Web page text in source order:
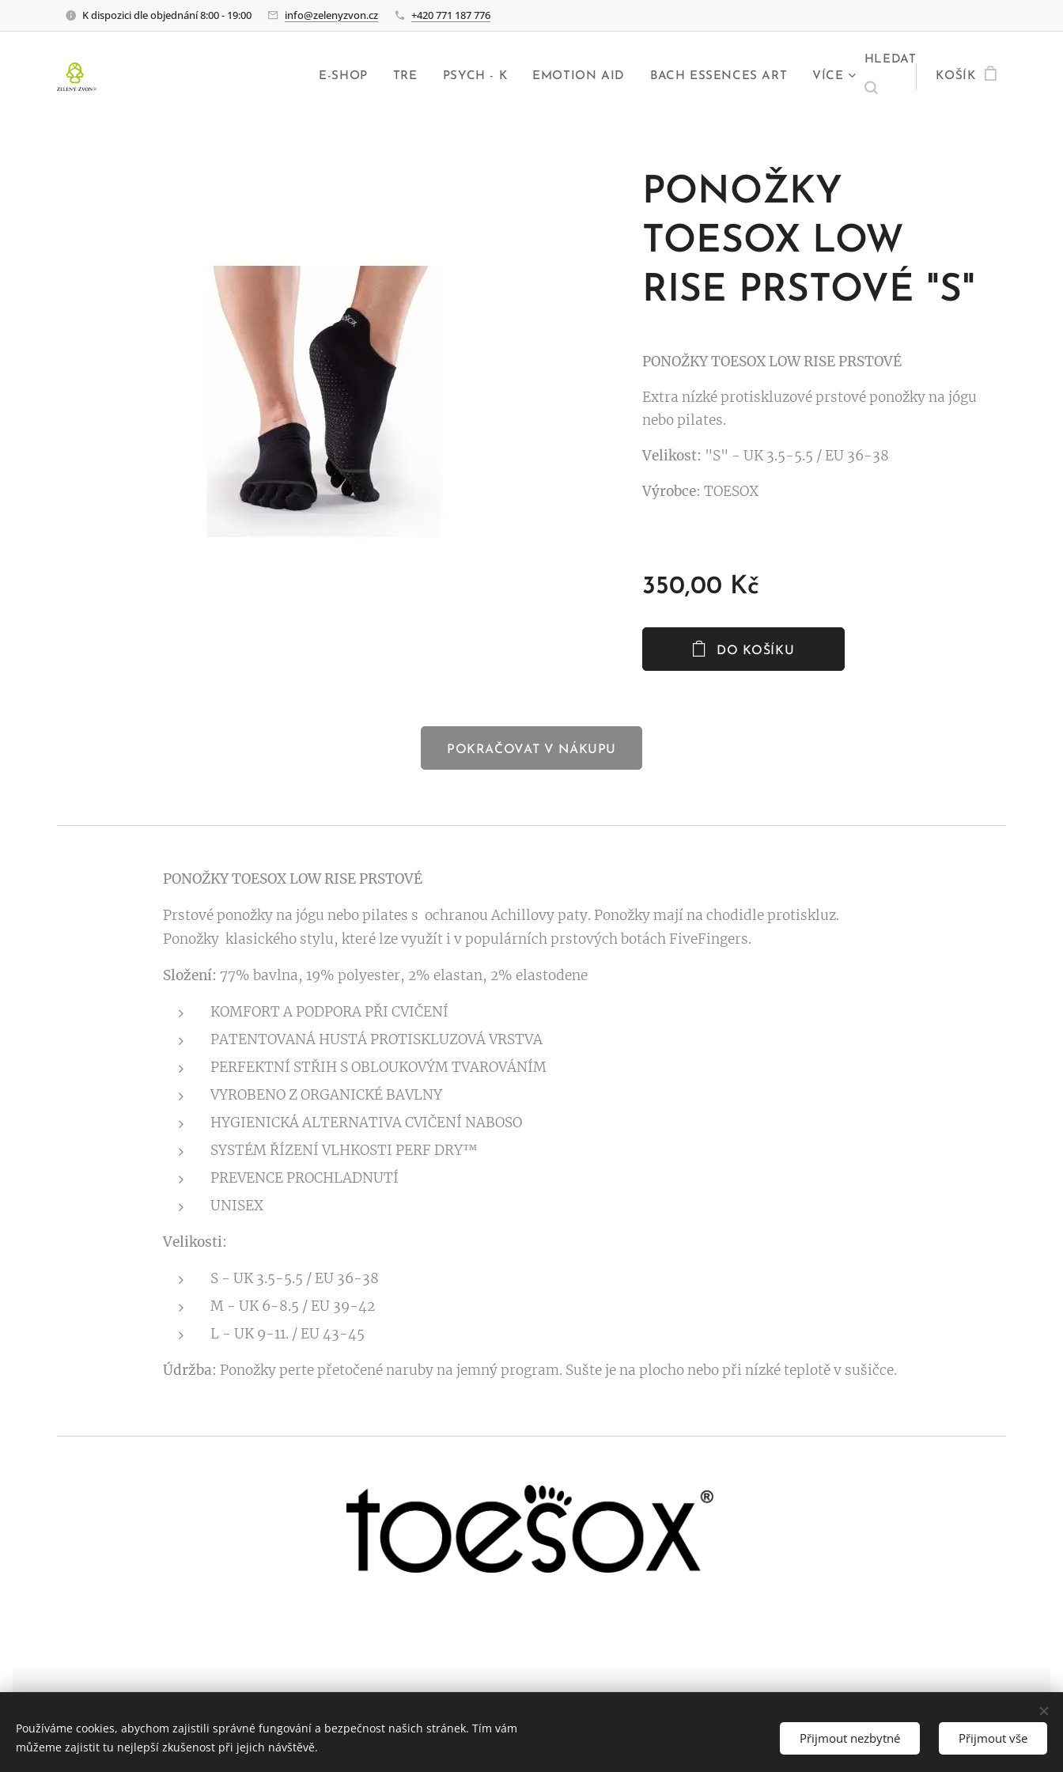
K dispozici dle objednání 8:00 - 19:00 info@zelenyzvon.cz +420 771 187 776
E-SHOP TRE PSYCH - K EMOTION AID BACH ESSENCES ART VÍCE
HLEDAT
KOŠÍK
PONOŽKY
TOESOX LOW
RISE PRSTOVÉ "S"
PONOŽKY TOESOX LOW RISE PRSTOVÉ
Extra nízké protiskluzové prstové ponožky na jógu
nebo pilates.
Velikost: "S" - UK 3.5-5.5 / EU 36-38
Výrobce: TOESOX
350,00 Kč
DO KOŠÍKU
POKRAČOVAT V NÁKUPU
PONOŽKY TOESOX LOW RISE PRSTOVÉ
Prstové ponožky na jógu nebo pilates s ochranou Achillovy paty. Ponožky mají na chodidle protiskluz.
Ponožky klasického stylu, které lze využít i v populárních prstových botách FiveFingers.
Složení: 77% bavlna, 19% polyester, 2% elastan, 2% elastodene
KOMFORT A PODPORA PŘI CVIČENÍ
PATENTOVANÁ HUSTÁ PROTISKLUZOVÁ VRSTVA
PERFEKTNÍ STŘIH S OBLOUKOVÝM TVAROVÁNÍM
VYROBENO Z ORGANICKÉ BAVLNY
HYGIENICKÁ ALTERNATIVA CVIČENÍ NABOSO
SYSTÉM ŘÍZENÍ VLHKOSTI PERF DRY™
PREVENCE PROCHLADNUTÍ
UNISEX
Velikosti:
S - UK 3.5-5.5 / EU 36-38
M - UK 6-8.5 / EU 39-42
L - UK 9-11. / EU 43-45
Údržba: Ponožky perte přetočené naruby na jemný program. Sušte je na plocho nebo při nízké teplotě v sušičce.
Všechna práva vyhrazena 2020
Používáme cookies, abychom zajistili správné fungování a bezpečnost našich stránek. Tím vám
můžeme zajistit tu nejlepší zkušenost při jejich návštěvě.
Přijmout nezbytné Přijmout vše